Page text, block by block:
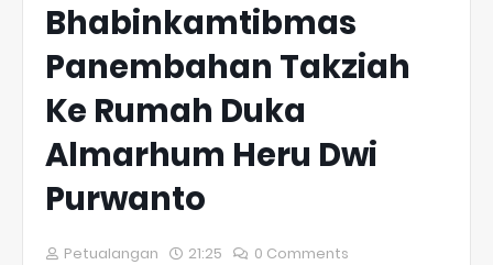
Bhabinkamtibmas
Panembahan Takziah
Ke Rumah Duka
Almarhum Heru Dwi
Purwanto
Petualangan 21:25 0 Comments